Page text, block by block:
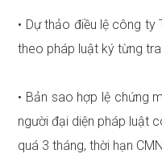
• Dự thảo điều lệ công ty
theo pháp luật ký từng
• Bản sao hợp lệ chứng
người đại diện pháp luật
quá 3 tháng, thời hạn